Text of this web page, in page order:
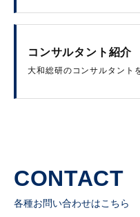
コンサルタント紹介
大和総研のコンサルタント
CONTACT
各種お問い合わせはこちら